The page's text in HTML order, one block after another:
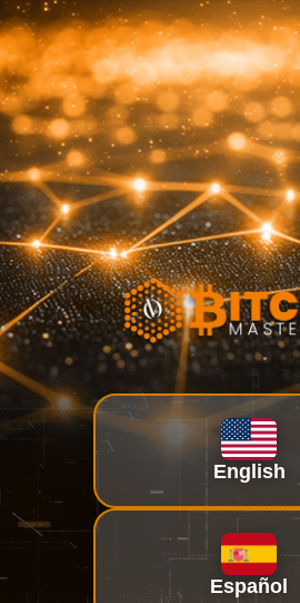
English
Español